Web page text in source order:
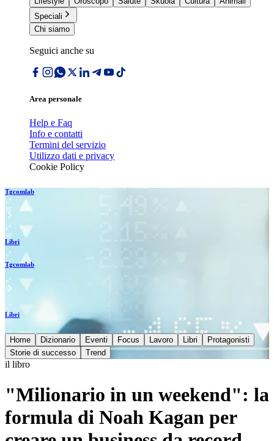
Speciali
Chi siamo
Seguici anche su
Area personale
Help e Faq
Info e contatti
Termini del servizio
Utilizzo dati e privacy
Cookie Policy
Tgcomlab
Libri
Tgcomlab
Libri
Home Dizionario Eventi Focus Lavoro Libri
Protagonisti
Storie di successo
Trend
il libro
"Milionario in un weekend": la
formula di Noah Kagan per